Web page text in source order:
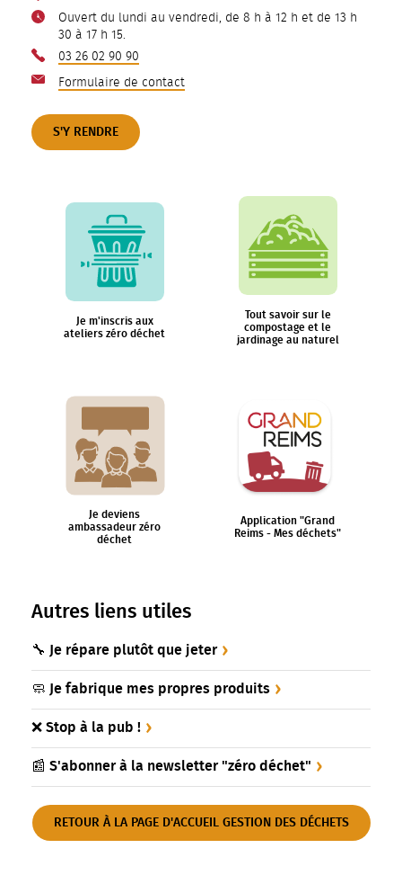
Ouvert du lundi au vendredi, de 8 h à 12 h et de 13 h
30 à 17 h 15.
03 26 02 90 90
Formulaire de contact
S'Y RENDRE
Je m'inscris aux
ateliers zéro déchet
Tout savoir sur le
compostage et le
jardinage au naturel
Je deviens
ambassadeur zéro
déchet
Application "Grand
Reims - Mes déchets"
Autres liens utiles
🔧 Je répare plutôt que jeter
🧼️ Je fabrique mes propres produits
❌ Stop à la pub !
📰 S'abonner à la newsletter "zéro déchet"
RETOUR À LA PAGE D'ACCUEIL GESTION DES DÉCHETS